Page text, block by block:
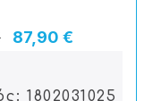
87,90 €
1802031025